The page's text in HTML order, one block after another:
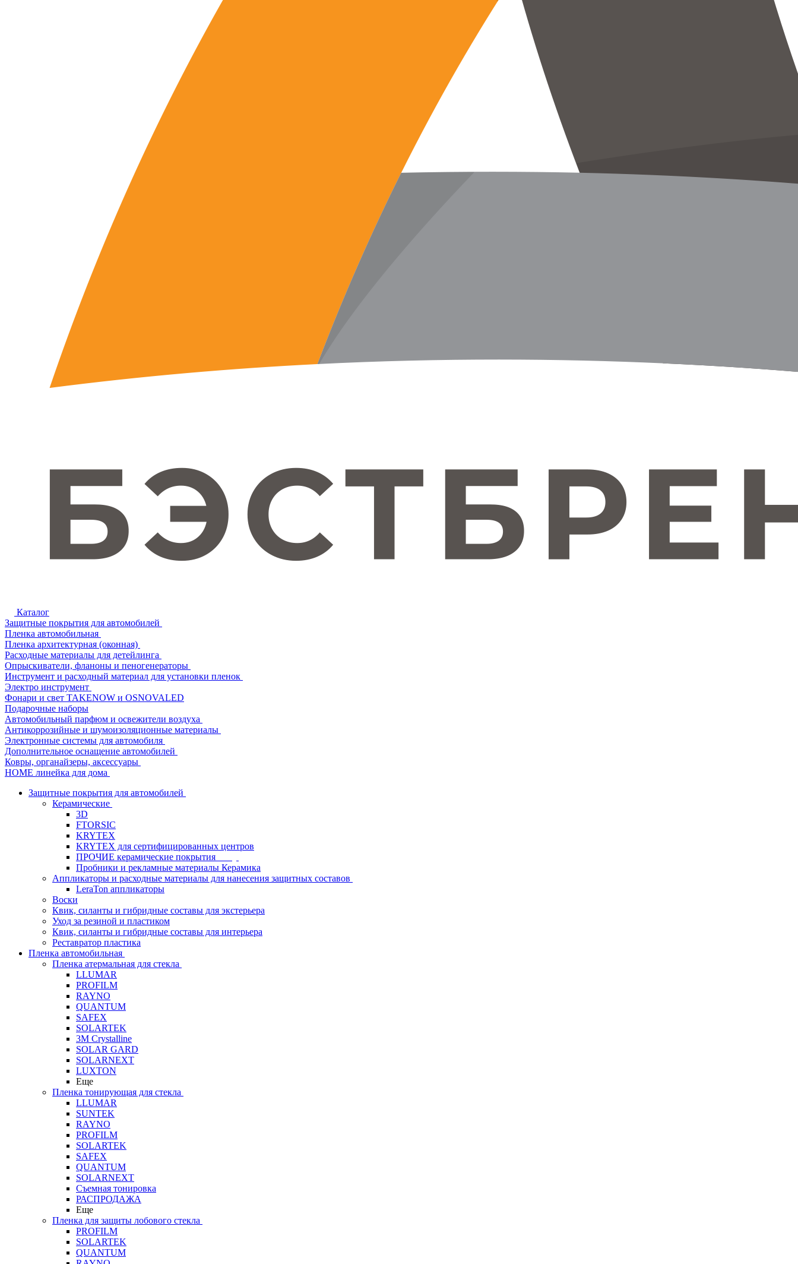
Каталог
Защитные покрытия для автомобилей
Пленка автомобильная
Пленка архитектурная (оконная)
Расходные материалы для детейлинга
Опрыскиватели, фланоны и пеногенераторы
Инструмент и расходный материал для установки пленок
Электро инструмент
Фонари и свет TAKENOW и OSNOVALED
Подарочные наборы
Автомобильный парфюм и освежители воздуха
Антикоррозийные и шумоизоляционные материалы
Электронные системы для автомобиля
Дополнительное оснащение автомобилей
Ковры, органайзеры, аксессуары
HOME линейка для дома
Защитные покрытия для автомобилей
Керамические
3D
FTORSIC
KRYTEX
KRYTEX для сертифицированных центров
ПРОЧИЕ керамические покрытия
Пробники и рекламные материалы Керамика
Аппликаторы и расходные материалы для нанесения защитных составов
LeraTon аппликаторы
Воски
Квик, силанты и гибридные составы для экстерьера
Уход за резиной и пластиком
Квик, силанты и гибридные составы для интерьера
Реставратор пластика
Пленка автомобильная
Пленка атермальная для стекла
LLUMAR
PROFILM
RAYNO
QUANTUM
SAFEX
SOLARTEK
3M Crystalline
SOLAR GARD
SOLARNEXT
LUXTON
Еще
Пленка тонирующая для стекла
LLUMAR
SUNTEK
RAYNO
PROFILM
SOLARTEK
SAFEX
QUANTUM
SOLARNEXT
Съемная тонировка
РАСПРОДАЖА
Еще
Пленка для защиты лобового стекла
PROFILM
SOLARTEK
QUANTUM